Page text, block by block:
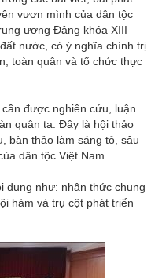
vươn mình của dân tộc
ương Đảng khóa XIII
nước, có ý nghĩa chính trị
toàn quân và tổ chức thực
được nghiên cứu, luận
quân ta. Đây là hội thảo
bàn thảo làm sáng tỏ, sâu
dân tộc Việt Nam.
dung như: nhận thức chung
hàm và trụ cột phát triển